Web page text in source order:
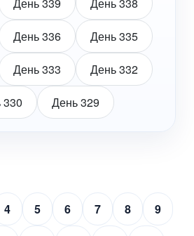
День 336 День 335
День 333 День 332
День 329
4 5 6 7 8 9